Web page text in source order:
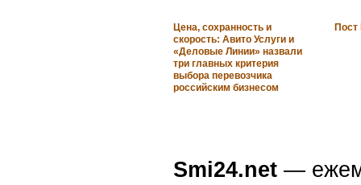
Цена, сохранность и
скорость: Авито Услуги и
«Деловые Линии» назвали
три главных критерия
выбора перевозчика
российским бизнесом
Пост
Smi24.net —